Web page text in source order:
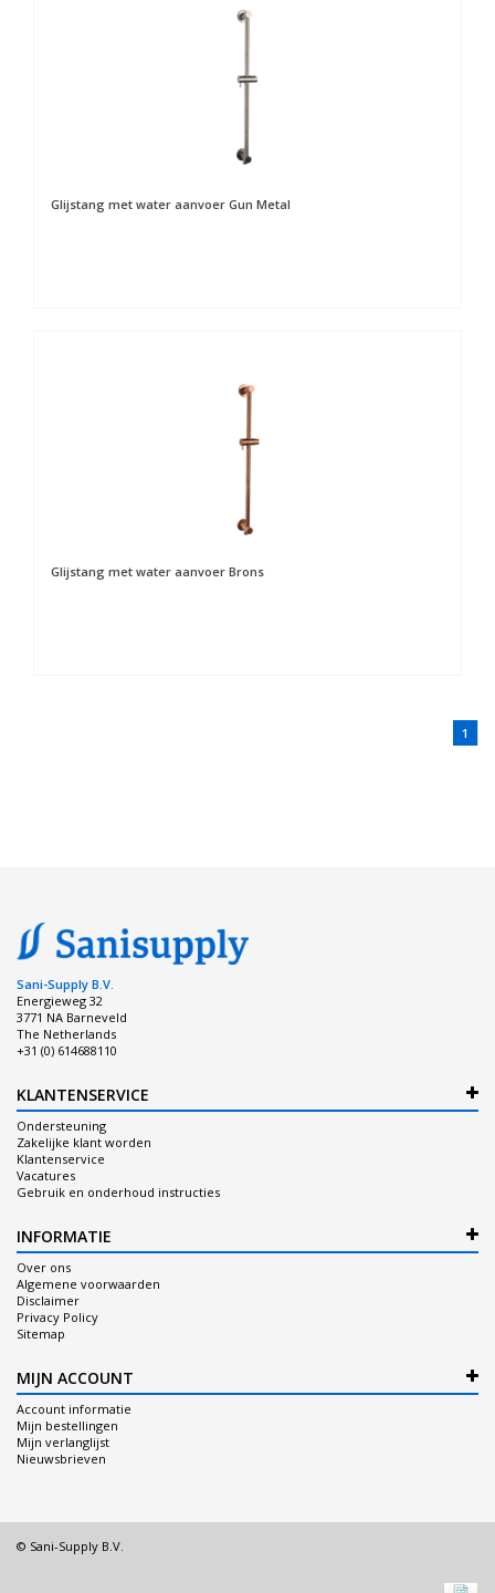
Glijstang met water aanvoer Gun Metal
Glijstang met water aanvoer Brons
1
Sani-Supply B.V.
Energieweg 32
3771 NA Barneveld
The Netherlands
+31 (0) 614688110
KLANTENSERVICE
Ondersteuning
Zakelijke klant worden
Klantenservice
Vacatures
Gebruik en onderhoud instructies
INFORMATIE
Over ons
Algemene voorwaarden
Disclaimer
Privacy Policy
Sitemap
MIJN ACCOUNT
Account informatie
Mijn bestellingen
Mijn verlanglijst
Nieuwsbrieven
© Sani-Supply B.V.